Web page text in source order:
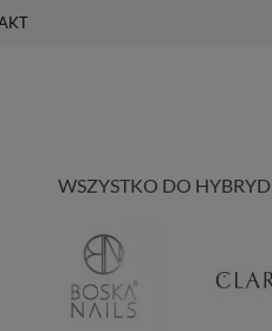
WSZYSTKO DO HYBRYD